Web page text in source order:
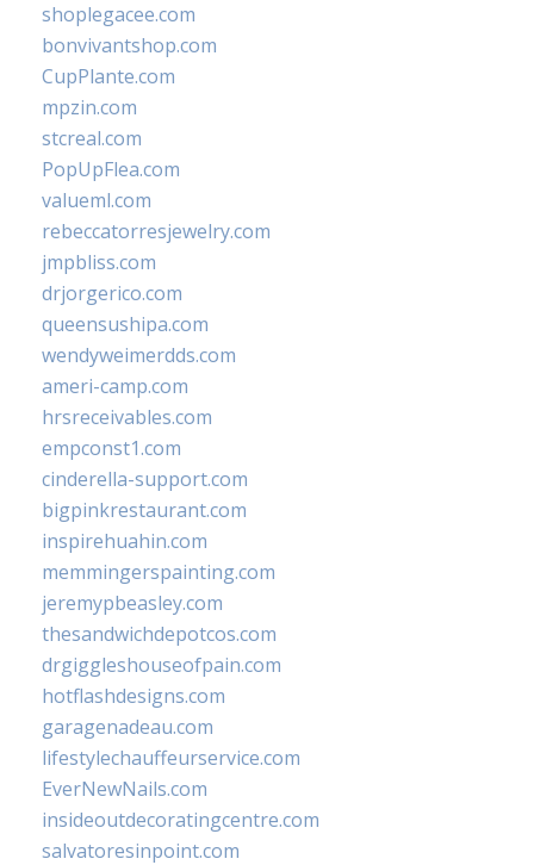
shoplegacee.com
bonvivantshop.com
CupPlante.com
mpzin.com
stcreal.com
PopUpFlea.com
valueml.com
rebeccatorresjewelry.com
jmpbliss.com
drjorgerico.com
queensushipa.com
wendyweimerdds.com
ameri-camp.com
hrsreceivables.com
empconst1.com
cinderella-support.com
bigpinkrestaurant.com
inspirehuahin.com
memmingerspainting.com
jeremypbeasley.com
thesandwichdepotcos.com
drgiggleshouseofpain.com
hotflashdesigns.com
garagenadeau.com
lifestylechauffeurservice.com
EverNewNails.com
insideoutdecoratingcentre.com
salvatoresinpoint.com